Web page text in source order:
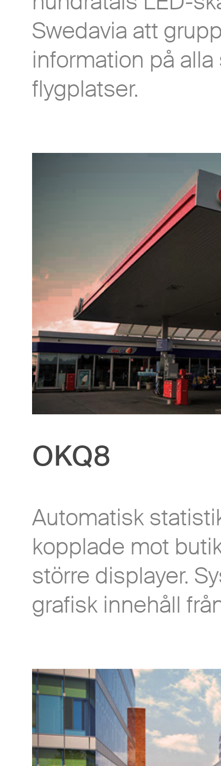
Swedavia att
information på
flygplatser.
OKQ8
Automatisk
kopplade mot
större displayer.
grafisk innehåll